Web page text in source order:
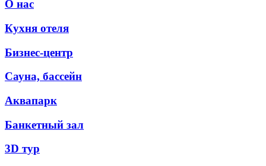
О нас
Кухня отеля
Бизнес-центр
Сауна, бассейн
Аквапарк
Банкетный зал
3D тур